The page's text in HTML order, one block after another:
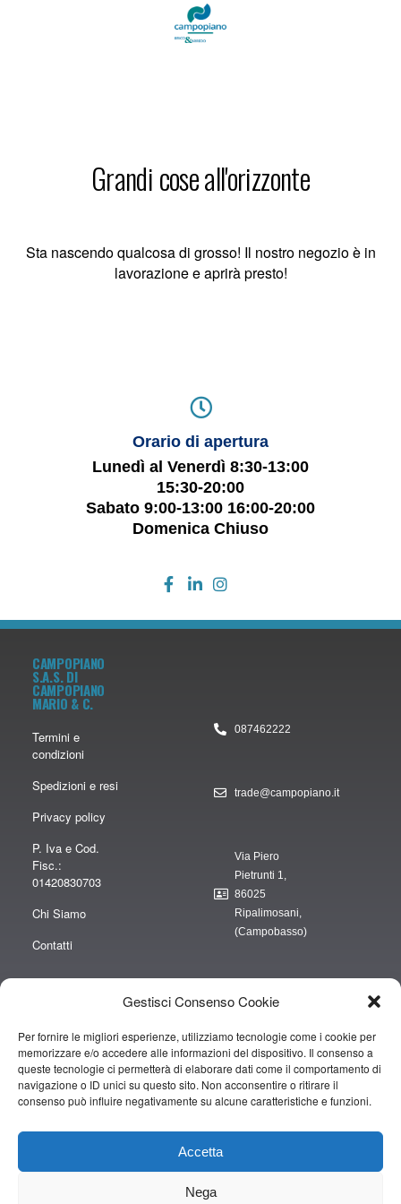
Gestisci Consenso Cookie
Per fornire le migliori esperienze, utilizziamo tecnologie come i cookie per
memorizzare e/o accedere alle informazioni del dispositivo. Il consenso a
queste tecnologie ci permetterà di elaborare dati come il comportamento di
navigazione o ID unici su questo sito. Non acconsentire o ritirare il
consenso può influire negativamente su alcune caratteristiche e funzioni.
Accetta
Nega
Grandi cose all'orizzonte
Sta nascendo qualcosa di grosso! Il nostro negozio è in
lavorazione e aprirà presto!
Orario di apertura
Lunedì al Venerdì 8:30-13:00
15:30-20:00
Sabato 9:00-13:00 16:00-20:00
Domenica Chiuso
CAMPOPIANO
S.A.S. DI
CAMPOPIANO
MARIO & C.
Termini e
condizioni
Spedizioni e resi
Privacy policy
P. Iva e Cod.
Fisc.:
01420830703
Chi Siamo
Contatti
087462222
trade@campopiano.it
Via Piero
Pietrunti 1,
86025
Ripalimosani,
(Campobasso)
“obblighi informativi per le erogazioni pubbliche: gli aiuti di Stato e gli aiuti de
minimis ricevuti dalla nostra impresa sono contenuti nel Registro nazionale
degli aiuti di Stato di cui all’art. 52 della L. 234/2012” e consultabili al seguente
link
https://www.rna.gov.it/RegistroNazionaleTrasparenza/faces/pages/
Copyright © 2019 CAMPOPIANO S.A.S. DI CAMPOPIANO MARIO & C.